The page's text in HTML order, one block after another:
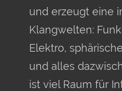
und erzeugt eine
Klangwelten:
Elektro,
und alles
ist viel Raum für